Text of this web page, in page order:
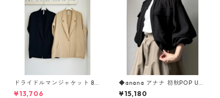
ドライドルマンジャケット 80
268317 dignitecollier
¥13,706
◆anana アナナ 初秋POP UP
◆ ドライタッチシアーブル
¥15,180